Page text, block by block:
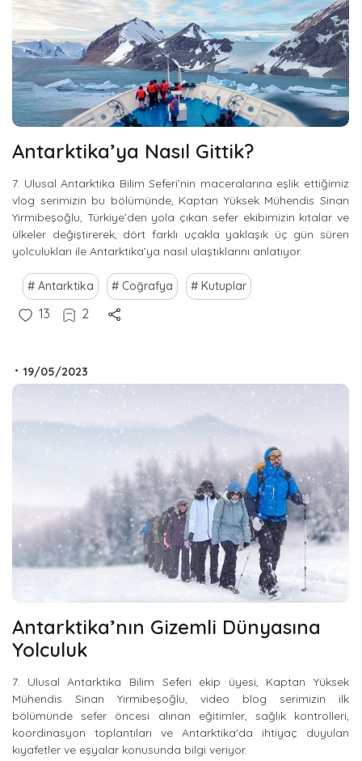
Antarktika’ya Nasıl Gittik?
7. Ulusal Antarktika Bilim Seferi’nin maceralarına eşlik ettiğimiz
vlog serimizin bu bölümünde, Kaptan Yüksek Mühendis Sinan
Yirmibeşoğlu, Türkiye’den yola çıkan sefer ekibimizin kıtalar ve
ülkeler değiştirerek, dört farklı uçakla yaklaşık üç gün süren
yolculukları ile Antarktika’ya nasıl ulaştıklarını anlatıyor.
Antarktika Coğrafya Kutuplar
13 2
• 19/05/2023
Antarktika’nın Gizemli Dünyasına
Yolculuk
7. Ulusal Antarktika Bilim Seferi ekip üyesi, Kaptan Yüksek
Mühendis Sinan Yirmibeşoğlu, video blog serimizin ilk
bölümünde sefer öncesi alınan eğitimler, sağlık kontrolleri,
koordinasyon toplantıları ve Antarktika'da ihtiyaç duyulan
kıyafetler ve eşyalar konusunda bilgi veriyor.